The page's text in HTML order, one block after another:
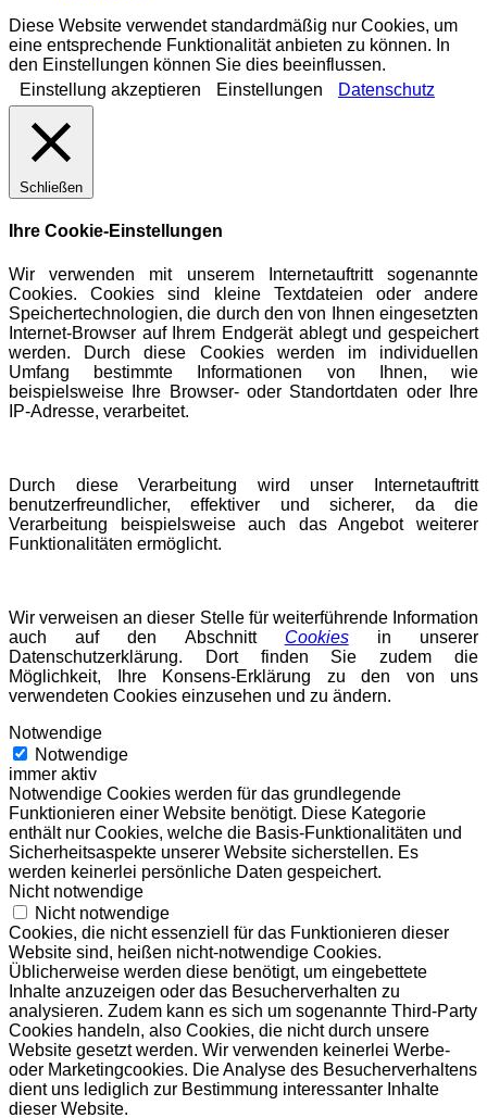
Diese Website verwendet standardmäßig nur Cookies, um
eine entsprechende Funktionalität anbieten zu können. In
den Einstellungen können Sie dies beeinflussen.
Einstellung akzeptieren
Einstellungen Datenschutz
Schließen
Ihre Cookie-Einstellungen
Wir verwenden mit unserem Internetauftritt sogenannte
Cookies. Cookies sind kleine Textdateien oder andere
Speichertechnologien, die durch den von Ihnen eingesetzten
Internet-Browser auf Ihrem Endgerät ablegt und gespeichert
werden. Durch diese Cookies werden im individuellen
Umfang bestimmte Informationen von Ihnen, wie
beispielsweise Ihre Browser- oder Standortdaten oder Ihre
IP-Adresse, verarbeitet.
Durch diese Verarbeitung wird unser Internetauftritt
benutzerfreundlicher, effektiver und sicherer, da die
Verarbeitung beispielsweise auch das Angebot weiterer
Funktionalitäten ermöglicht.
Wir verweisen an dieser Stelle für weiterführende Information
auch auf den Abschnitt Cookiesin unserer
Datenschutzerklärung. Dort finden Sie zudem die
Möglichkeit, Ihre Konsens-Erklärung zu den von uns
verwendeten Cookies einzusehen und zu ändern.
Notwendige
Notwendige
immer aktiv
Notwendige Cookies werden für das grundlegende
Funktionieren einer Website benötigt. Diese Kategorie
enthält nur Cookies, welche die Basis-Funktionalitäten und
Sicherheitsaspekte unserer Website sicherstellen. Es
werden keinerlei persönliche Daten gespeichert.
Nicht notwendige
Nicht notwendige
Cookies, die nicht essenziell für das Funktionieren dieser
Website sind, heißen nicht-notwendige Cookies.
Üblicherweise werden diese benötigt, um eingebettete
Inhalte anzuzeigen oder das Besucherverhalten zu
analysieren. Zudem kann es sich um sogenannte Third-Party
Cookies handeln, also Cookies, die nicht durch unsere
Website gesetzt werden. Wir verwenden keinerlei Werbe-
oder Marketingcookies. Die Analyse des Besucherverhaltens
dient uns lediglich zur Bestimmung interessanter Inhalte
dieser Website.